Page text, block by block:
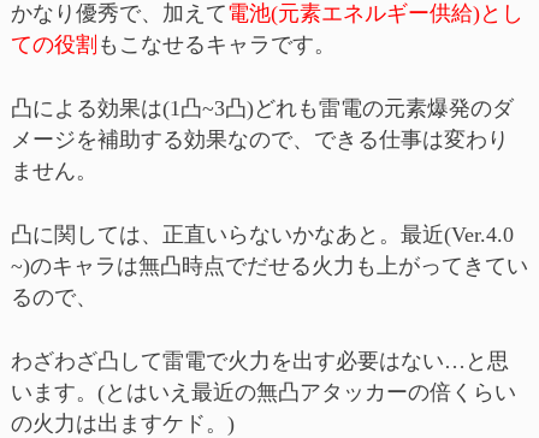
かなり優秀で、加えて電池(元素エネルギー供給)とし
ての役割 もこなせるキャラです。
凸による効果は(1凸~3凸)どれも雷電の元素爆発のダ
メージを補助する効果なので、できる仕事は変わり
ません。
凸に関しては、正直いらないかなあと。最近(Ver.4.0
~)のキャラは無凸時点でだせる火力も上がってきてい
るので、
わざわざ凸して雷電で火力を出す必要はない…と思
います。(とはいえ最近の無凸アタッカーの倍くらい
の火力は出ますケド。)